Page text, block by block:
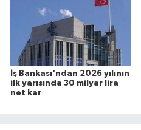
İş Bankası'ndan 2026 yılının
ilk yarısında 30 milyar lira
net kar